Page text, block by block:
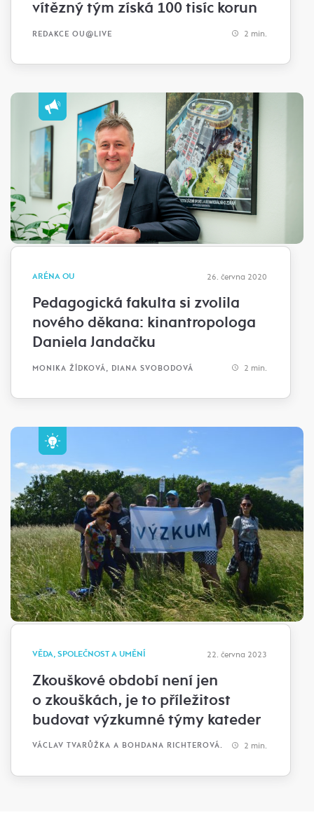
vítězný tým získá 100 tisíc korun
REDAKCE OU@LIVE 2 min.
ARÉNA OU 26. června 2020
Pedagogická fakulta si zvolila
nového děkana: kinantropologa
Daniela Jandačku
MONIKA ŽÍDKOVÁ, DIANA SVOBODOVÁ 2 min.
VĚDA, SPOLEČNOST A UMĚNÍ 22. června 2023
Zkouškové období není jen
o zkouškách, je to příležitost
budovat výzkumné týmy kateder
VÁCLAV TVARŮŽKA A BOHDANA RICHTEROVÁ. 2 min.